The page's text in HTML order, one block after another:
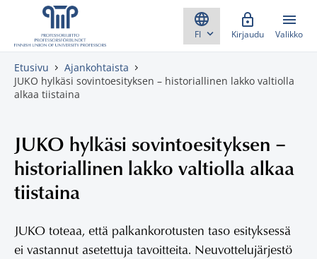
Skippaa sisältö
Kirjaudu Valikko
Etusivu
Ajankohtaista
JUKO hylkäsi sovintoesityksen – historiallinen lakko valtiolla
alkaa tiistaina
JUKO hylkäsi sovintoesityksen –
historiallinen lakko valtiolla alkaa
tiistaina
JUKO toteaa, että palkankorotusten taso esityksessä
ei vastannut asetettuja tavoitteita. Neuvottelujärjestö